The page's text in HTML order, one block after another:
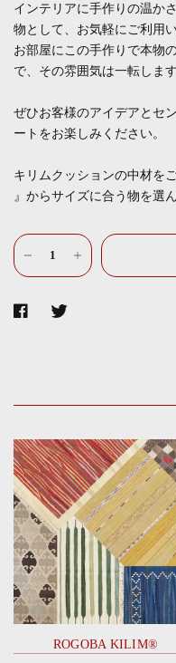
インテリアに手作りの温か
物として、お気軽にご利用
お部屋にこの手作りで本物
で、その雰囲気は一転します
ぜひお客様のアイデアとセ
ートをお楽しみください。
キリムクッションの中材を
』からサイズに合う物を選
ROGOBA KILIM®